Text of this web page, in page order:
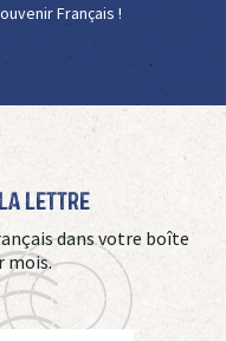
Français !
Lettre
dans votre boîte
mois.